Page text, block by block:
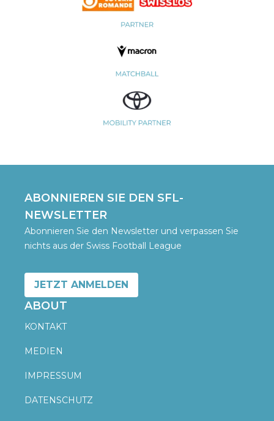
ABONNIEREN SIE DEN SFL-
NEWSLETTER
Abonnieren Sie den Newsletter und verpassen Sie
nichts aus der Swiss Football League
JETZT ANMELDEN
ABOUT
KONTAKT
MEDIEN
IMPRESSUM
DATENSCHUTZ